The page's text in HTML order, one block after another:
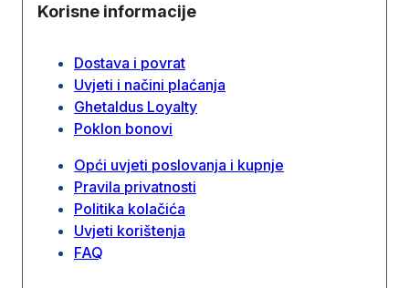
Korisne informacije
Dostava i povrat
Uvjeti i načini plaćanja
Ghetaldus Loyalty
Poklon bonovi
Opći uvjeti poslovanja i kupnje
Pravila privatnosti
Politika kolačića
Uvjeti korištenja
FAQ